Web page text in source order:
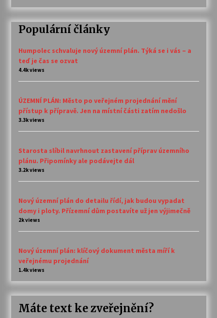
Populární články
Humpolec schvaluje nový územní plán. Týká se i vás – a
teď je čas se ozvat
4.4k views
ÚZEMNÍ PLÁN: Město po veřejném projednání mění
přístup k přípravě. Jen na místní části zatím nedošlo
3.3k views
Starosta slíbil navrhnout zastavení příprav územního
plánu. Připomínky ale podávejte dál
3.2k views
Nový územní plán do detailu řídí, jak budou vypadat
domy i ploty. Přízemní dům postavíte už jen výjimečně
2k views
Nový územní plán: klíčový dokument města míří k
veřejnému projednání
1.4k views
Máte text ke zveřejnění?